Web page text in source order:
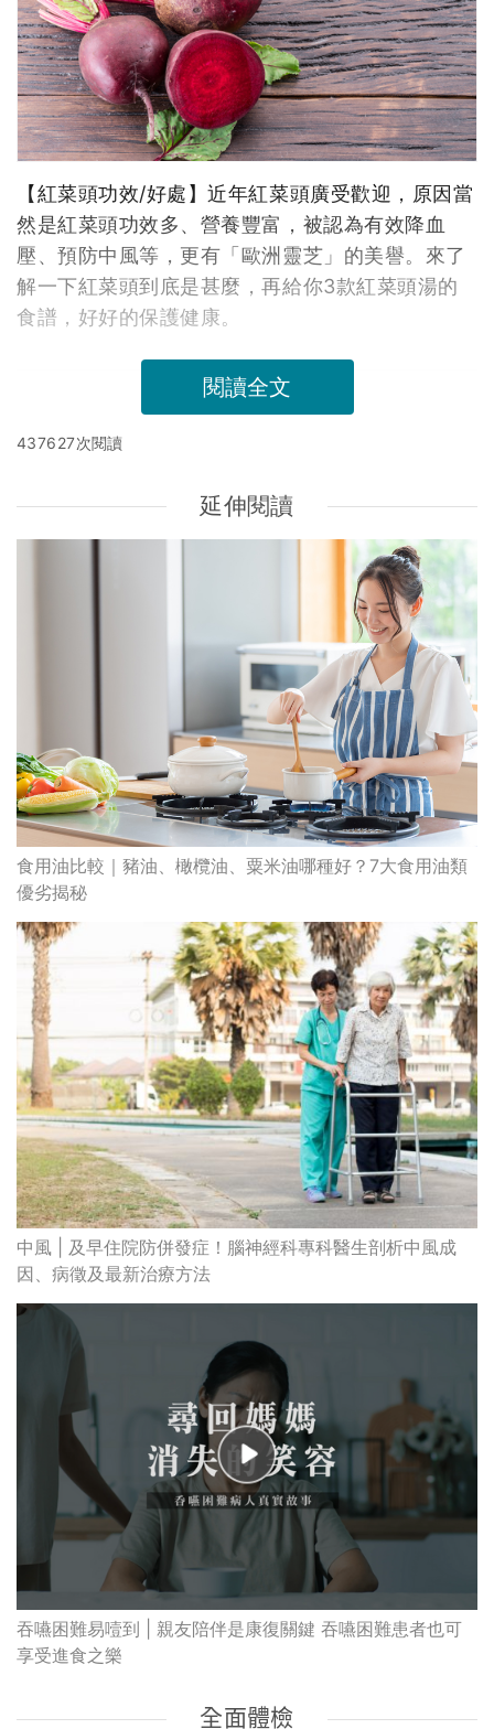
【紅菜頭功效/好處】近年紅菜頭廣受歡迎，原因當
然是紅菜頭功效多、營養豐富，被認為有效降血
壓、預防中風等，更有「歐洲靈芝」的美譽。來了
解一下紅菜頭到底是甚麼，再給你3款紅菜頭湯的
食譜，好好的保護健康。
閱讀全文
437627次閱讀
延伸閱讀
食用油比較｜豬油、橄欖油、粟米油哪種好？7大食用油類
優劣揭秘
中風 | 及早住院防併發症！腦神經科專科醫生剖析中風成
因、病徵及最新治療方法
吞嚥困難易噎到 | 親友陪伴是康復關鍵 吞嚥困難患者也可
享受進食之樂